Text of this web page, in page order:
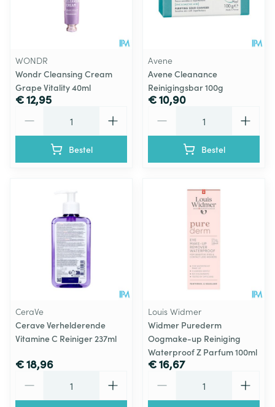
WONDR
Wondr Cleansing Cream
Grape Vitality 40ml
€ 12,95
Bestel
Avene
Avene Cleanance
Reinigingsbar 100g
€ 10,90
Bestel
CeraVe
Cerave Verhelderende
Vitamine C Reiniger 237ml
€ 18,96
Louis Widmer
Widmer Purederm
Oogmake-up Reiniging
Waterproof Z Parfum 100ml
€ 16,67